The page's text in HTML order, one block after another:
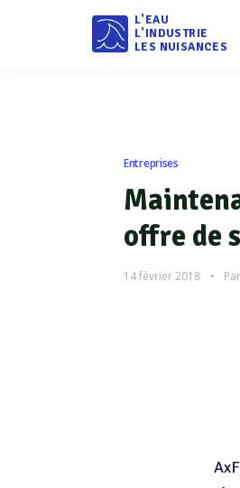
L'EAU
L'INDUSTRIE
LES NUISANCES
Entreprises
offre de
14 février 2018